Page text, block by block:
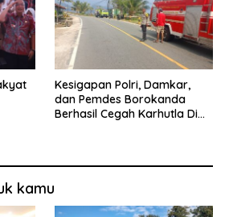
Kesigapan Polri, Damkar,
dan Pemdes Borokanda
Berhasil Cegah Karhutla Di
kamu